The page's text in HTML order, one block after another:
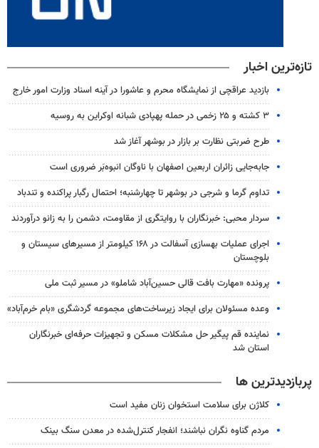
تازه‌ترین اخبار
بازدید عراقچی از نمایشگاه محرم و عاشورا در آینه اسناد وزارت امور خارج
۳ کشته و ۲۵ زخمی در حمله پهپادی شبانه اوکراین به روسیه
طرح ضربتی نظارت بر بازار در بوشهر آغاز شد
جابه‌جایی زائران اربعین اصفهان با ناوگان انبوه‌بَر ضروری است
تداوم گرما و شرجی در بوشهر تا چهارشنبه؛ احتمال رگبار پراکنده و تندباد
سردار محبی: خبرنگاران با روایتگری از مقاومت، دشمن را به زانو درآوردند
اجرای عملیات بهسازی آسفالت در ۱۶۸ کیلومتر از مسیرهای سیستان و
بلوچستان
پرونده «مهارت بافت قالی حسین‌آباد شاملو» در مسیر ثبت ملی
وعده مسئولان برای ایجاد زیرساخت‌های مجموعه گردشگری «بام خرم‌آباد»
نماینده قم پیگیر حل مشکلات مسکن و تجهیزات حرفه‌ای خبرنگاران
استان شد
پربازدیدترین ها
کلاژن برای سلامت استخوان زنان مفید است
مردم گناوه نگران نباشند؛ انفجار کنترل‌شده در معدن سنگ بینک